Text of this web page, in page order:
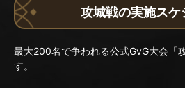
攻城戦の実施スケ
最大200名で争われる公式GvG大会「
す。